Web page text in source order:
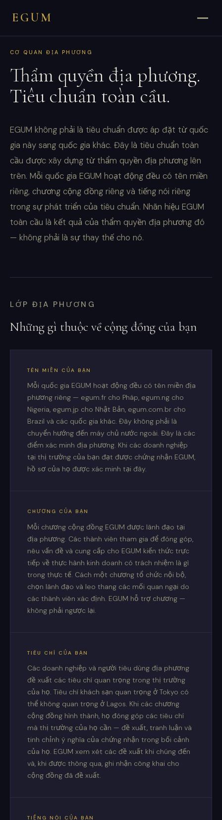
EGUM
CƠ QUAN ĐỊA PHƯƠNG
Thẩm quyền địa phương.
Tiêu chuẩn toàn cầu.
EGUM không phải là tiêu chuẩn được áp đặt từ quốc
gia này sang quốc gia khác. Đây là tiêu chuẩn toàn
cầu được xây dựng từ thẩm quyền địa phương lên
trên. Mỗi quốc gia EGUM hoạt động đều có tên miền
riêng, chương cộng đồng riêng và tiếng nói riêng
trong sự phát triển của tiêu chuẩn. Nhãn hiệu EGUM
toàn cầu là kết quả của thẩm quyền địa phương đó
— không phải là sự thay thế cho nó.
LỚP ĐỊA PHƯƠNG
Những gì thuộc về cộng đồng của bạn
TÊN MIỀN CỦA BẠN
Mỗi quốc gia EGUM hoạt động đều có tên miền địa
phương riêng — egum.fr cho Pháp, egum.ng cho
Nigeria, egum.jp cho Nhật Bản, egum.com.br cho
Brazil và các quốc gia khác. Đây không phải là
chuyển hướng đến máy chủ nước ngoài. Đây là các
điểm xác minh địa phương. Khi các doanh nghiệp
tại thị trường của bạn đạt được chứng nhận EGUM,
hồ sơ của họ được xác minh tại đây.
CHƯƠNG CỦA BẠN
Mỗi chương cộng đồng EGUM được lãnh đạo tại
địa phương. Các thành viên tham gia để đóng góp,
nêu vấn đề và cung cấp cho EGUM kiến thức trực
tiếp về thực hành kinh doanh có trách nhiệm là gì
trong thực tế. Cách một chương tổ chức nội bộ,
chọn lãnh đạo và leo thang các mối quan ngại do
các thành viên xác định. EGUM hỗ trợ chương —
không phải ngược lại.
TIÊU CHÍ CỦA BẠN
Các doanh nghiệp và người tiêu dùng địa phương
đề xuất các tiêu chí quan trọng trong thị trường
của họ. Tiêu chí khách sạn quan trọng ở Tokyo có
thể không quan trọng ở Lagos. Khi các chương
cộng đồng hình thành, họ đóng góp các tiêu chí
mà thị trường của họ cần — đề xuất, tranh luận và
tinh chỉnh ý nghĩa của chứng nhận trong bối cảnh
của họ. EGUM xem xét các đề xuất khi chúng đến
và, khi được thông qua, ghi nhận công khai cho
cộng đồng đã đề xuất.
TIẾNG NÓI CỦA BẠN